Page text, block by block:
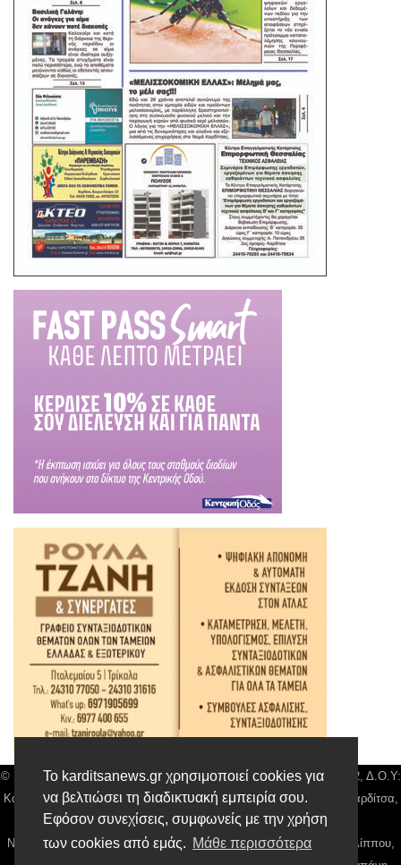
Το karditsanews.gr χρησιμοποιεί cookies για
να βελτιώσει τη διαδικτυακή εμπειρία σου.
Εφόσον συνεχίσεις, συμφωνείς με την χρήση
των cookies από εμάς. Μάθε περισσότερα
© Karditsa News | Διακριτικός Τίτλος: Orion Media, ΑΦΜ: 043750542, Δ.Ο.Υ:
Καρδίτσας, Αρ. Γεμή: 018804431000, Δ/νση: Διάκου 10 τ.κ 43132 Καρδίτσα,
Τηλ: 24410 42500, email:news@karditsanews.gr.
Νόμιμος Εκπρόσωπος, Ιδιοκτήτης και Διαχειριστής: Παναγιώτης Φιλίππου,